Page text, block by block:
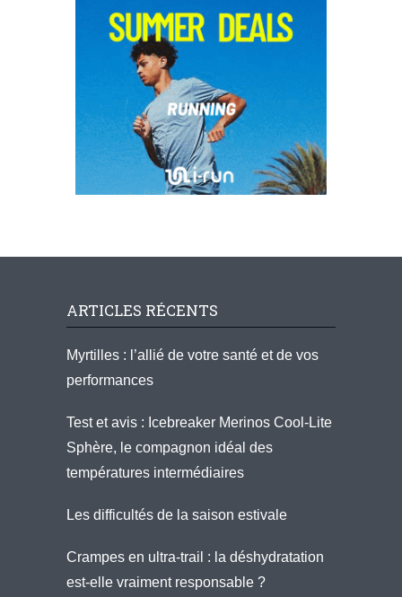
ARTICLES RÉCENTS
Myrtilles : l’allié de votre santé et de vos
performances
Test et avis : Icebreaker Merinos Cool-Lite
Sphère, le compagnon idéal des
températures intermédiaires
Les difficultés de la saison estivale
Crampes en ultra-trail : la déshydratation
est-elle vraiment responsable ?